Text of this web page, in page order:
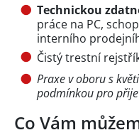
Technickou
práce na PC,
interního
Čistý trestní
Praxe v oboru s
podmínkou pro
Co Vám